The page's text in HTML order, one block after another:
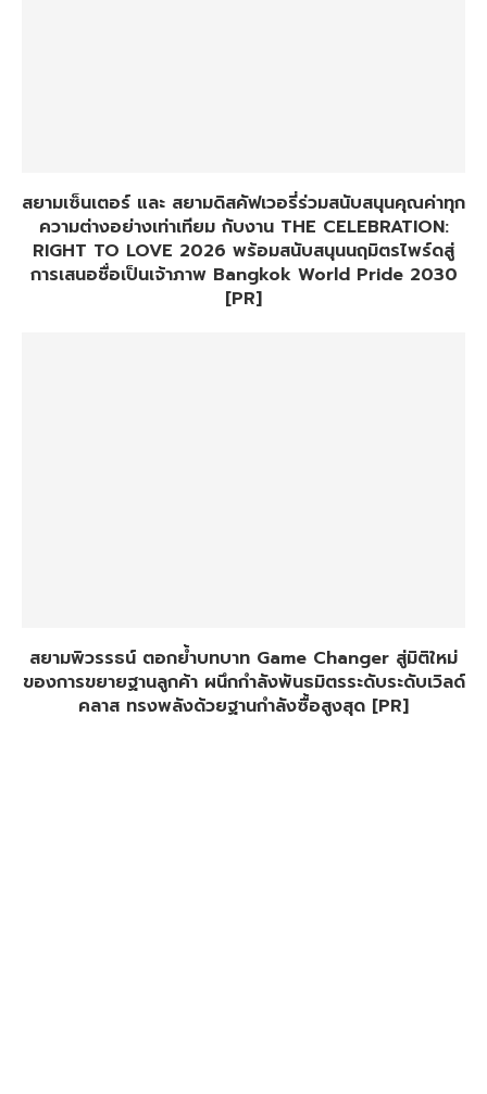
สยามเซ็นเตอร์ และ สยามดิสคัฟเวอรี่ร่วมสนับสนุนคุณค่าทุก
ความต่างอย่างเท่าเทียม กับงาน THE CELEBRATION:
RIGHT TO LOVE 2026 พร้อมสนับสนุนนฤมิตรไพร์ดสู่
การเสนอชื่อเป็นเจ้าภาพ Bangkok World Pride 2030
[PR]
สยามพิวรรธน์ ตอกย้ำบทบาท Game Changer สู่มิติใหม่
ของการขยายฐานลูกค้า ผนึกกำลังพันธมิตรระดับระดับเวิลด์
คลาส ทรงพลังด้วยฐานกำลังซื้อสูงสุด [PR]